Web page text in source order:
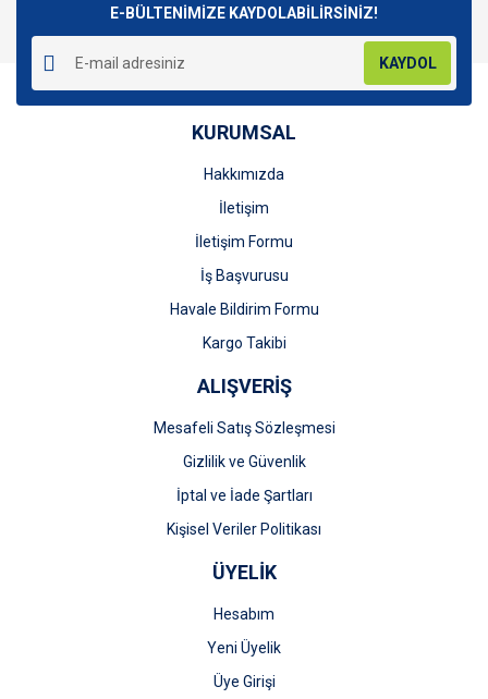
Gönder
E-BÜLTENİMİZE KAYDOLABİLİRSİNİZ!
KAYDOL
KURUMSAL
Hakkımızda
İletişim
İletişim Formu
İş Başvurusu
Havale Bildirim Formu
Kargo Takibi
ALIŞVERİŞ
Mesafeli Satış Sözleşmesi
Gizlilik ve Güvenlik
İptal ve İade Şartları
Kişisel Veriler Politikası
ÜYELİK
Hesabım
Yeni Üyelik
Üye Girişi